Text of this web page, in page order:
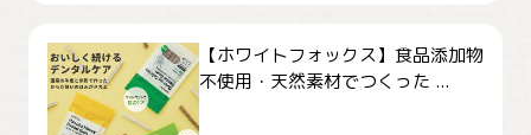
【ホワイトフォックス】食品添加物
不使用・天然素材でつくった ...